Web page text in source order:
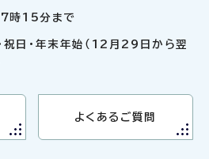
時15分まで
祝日・年末年始（12月29日から翌
よくあるご質問